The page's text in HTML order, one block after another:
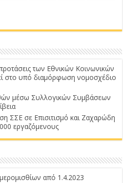
των Εθνικών Κοινωνικών
στο υπό διαμόρφωση νομοσχέδιο
μέσω Συλλογικών Συμβάσεων
ΣΣΕ σε Επισιτισμό και Ζαχαρώδη
εργαζόμενους
από 1.4.2023